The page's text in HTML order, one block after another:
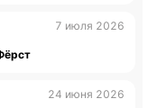
7 июля 2026
24 июня 2026